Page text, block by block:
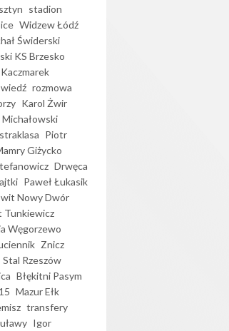
stadion
Widzew Łódź
Świderski
KS Brzesko
rozmowa
Karol Żwir
Piotr
Giżycko
Drwęca
Paweł Łukasik
Nowy Dwór
Tunkiewicz
Węgorzewo
Znicz
Stal Rzeszów
Błękitni Pasym
Mazur Ełk
transfery
Igor